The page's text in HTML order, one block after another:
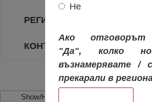
РЕГИОНИ
КОНТАКТИ
Show/Hide Left Side
Не
Ако
"Да", колко
възнамерявате /
прекарали в